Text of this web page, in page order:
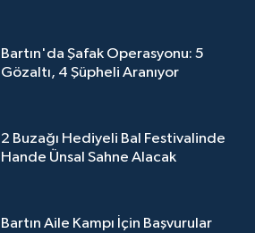
Bartın'da Şafak Operasyonu: 5
Gözaltı, 4 Şüpheli Aranıyor
2 Buzağı Hediyeli Bal Festivalinde
Hande Ünsal Sahne Alacak
Bartın Aile Kampı İçin Başvurular